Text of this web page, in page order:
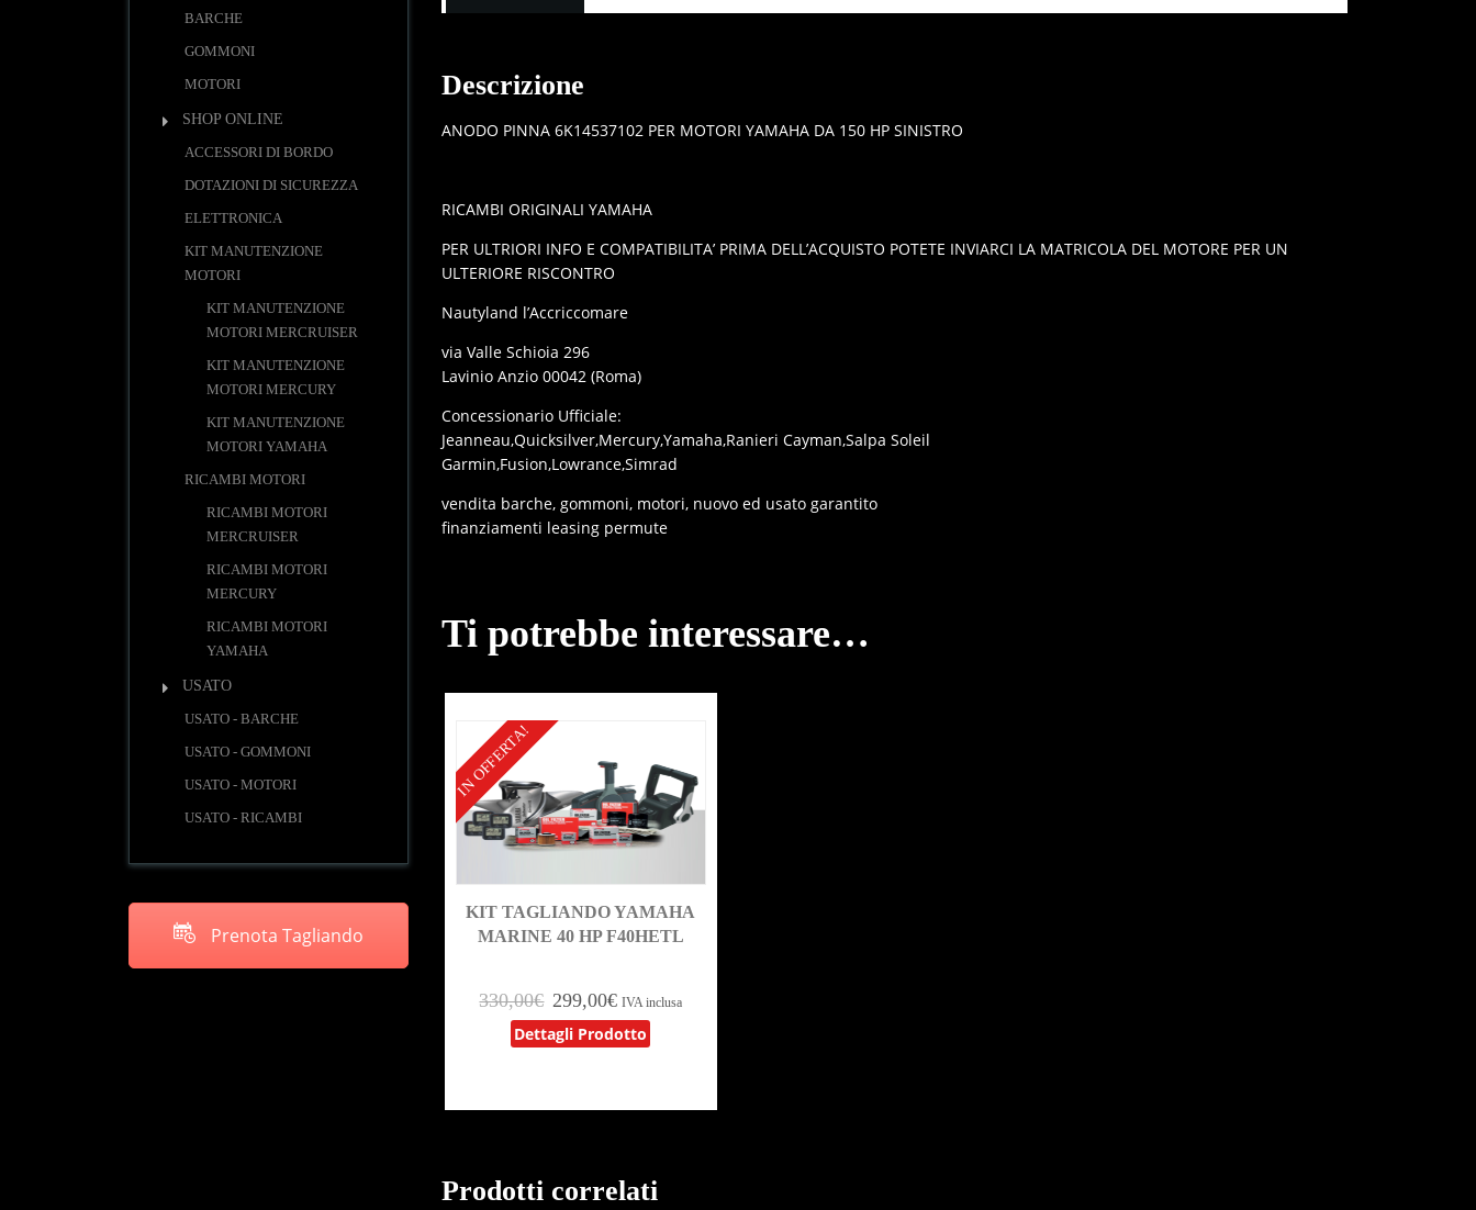
Descrizione
ANODO PINNA 6K14537102 PER MOTORI YAMAHA DA 150 HP SINISTRO
RICAMBI ORIGINALI YAMAHA
PER ULTRIORI INFO E COMPATIBILITA’ PRIMA DELL’ACQUISTO POTETE INVIARCI LA MATRICOLA DEL MOTORE PER UN
ULTERIORE RISCONTRO
Nautyland l’Accriccomare
via Valle Schioia 296
Lavinio Anzio 00042 (Roma)
Concessionario Ufficiale:
Jeanneau,Quicksilver,Mercury,Yamaha,Ranieri Cayman,Salpa Soleil
Garmin,Fusion,Lowrance,Simrad
vendita barche, gommoni, motori, nuovo ed usato garantito
finanziamenti leasing permute
Ti potrebbe interessare…
IN OFFERTA!
KIT TAGLIANDO YAMAHA
MARINE 40 HP F40HETL
330,00€ 299,00€ IVA inclusa
Dettagli Prodotto
Prodotti correlati
BARCHE
GOMMONI
MOTORI
SHOP ONLINE
ACCESSORI DI BORDO
DOTAZIONI DI SICUREZZA
ELETTRONICA
KIT MANUTENZIONE
MOTORI
KIT MANUTENZIONE
MOTORI MERCRUISER
KIT MANUTENZIONE
MOTORI MERCURY
KIT MANUTENZIONE
MOTORI YAMAHA
RICAMBI MOTORI
RICAMBI MOTORI
MERCRUISER
RICAMBI MOTORI
MERCURY
RICAMBI MOTORI
YAMAHA
USATO
USATO - BARCHE
USATO - GOMMONI
USATO - MOTORI
USATO - RICAMBI
Prenota Tagliando